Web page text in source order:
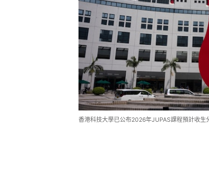
香港科技大學已公布2026年JUPAS課程預計收生